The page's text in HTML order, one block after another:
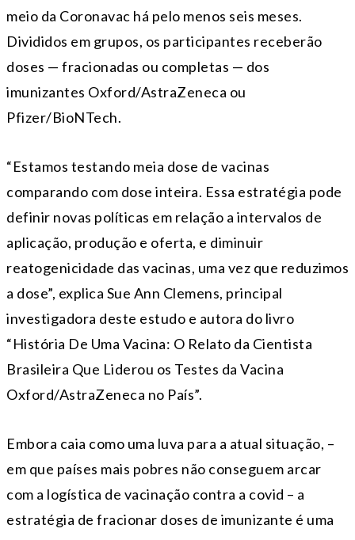
meio da Coronavac há pelo menos seis meses.
Divididos em grupos, os participantes receberão
doses — fracionadas ou completas — dos
imunizantes Oxford/AstraZeneca ou
Pfizer/BioNTech.
“Estamos testando meia dose de vacinas
comparando com dose inteira. Essa estratégia pode
definir novas políticas em relação a intervalos de
aplicação, produção e oferta, e diminuir
reatogenicidade das vacinas, uma vez que reduzimos
a dose”, explica Sue Ann Clemens, principal
investigadora deste estudo e autora do livro
“História De Uma Vacina: O Relato da Cientista
Brasileira Que Liderou os Testes da Vacina
Oxford/AstraZeneca no País”.
Embora caia como uma luva para a atual situação, –
em que países mais pobres não conseguem arcar
com a logística de vacinação contra a covid – a
estratégia de fracionar doses de imunizante é uma